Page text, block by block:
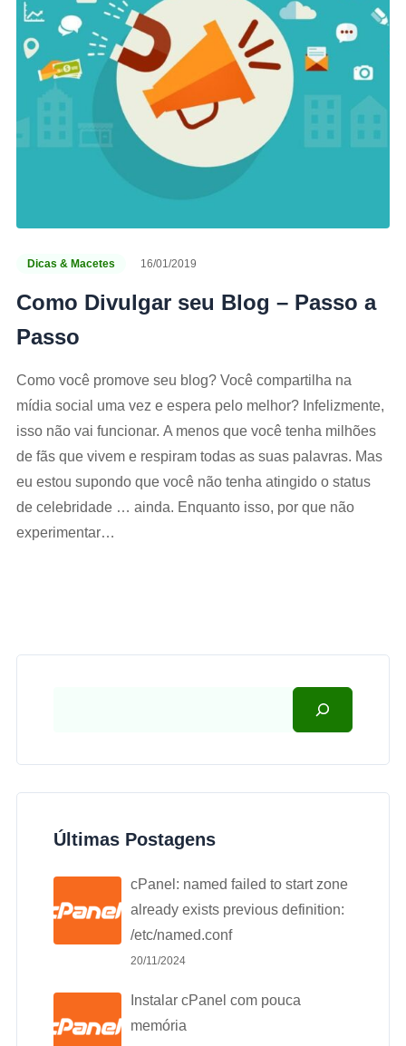
Dicas & Macetes 16/01/2019
Como Divulgar seu Blog – Passo a
Passo
Como você promove seu blog? Você compartilha na
mídia social uma vez e espera pelo melhor? Infelizmente,
isso não vai funcionar. A menos que você tenha milhões
de fãs que vivem e respiram todas as suas palavras. Mas
eu estou supondo que você não tenha atingido o status
de celebridade … ainda. Enquanto isso, por que não
experimentar…
Últimas Postagens
cPanel: named failed to start zone
already exists previous definition:
/etc/named.conf
20/11/2024
Instalar cPanel com pouca
memória